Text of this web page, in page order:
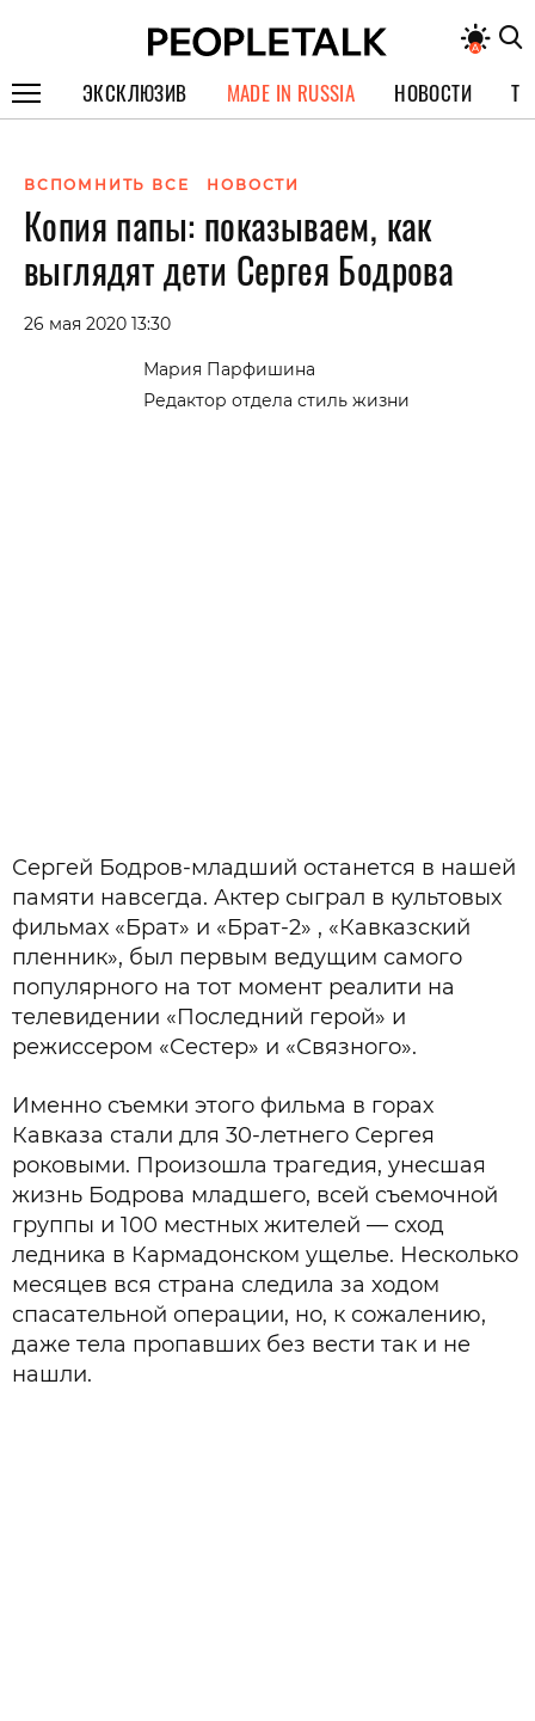
ЭКСКЛЮЗИВ
СПЕЦПРОЕКТЫ
ИНТЕРВЬЮ
ПОКОЛЕНИЕ
MADE IN RUSSIA НОВОСТИ
ВСПОМНИТЬ ВСЕ НОВОСТИ
Копия папы: показываем, как
выглядят дети Сергея Бодрова
26 мая 2020 13:30
Мария Парфишина
Редактор отдела стиль жизни
Сергей Бодров-младший останется в нашей
памяти навсегда. Актер сыграл в культовых
фильмах «Брат» и «Брат-2» , «Кавказский
пленник», был первым ведущим самого
популярного на тот момент реалити на
телевидении «Последний герой» и
режиссером «Сестер» и «Связного».
Именно съемки этого фильма в горах
Кавказа стали для 30-летнего Сергея
роковыми. Произошла трагедия, унесшая
жизнь Бодрова младшего, всей съемочной
группы и 100 местных жителей — сход
ледника в Кармадонском ущелье. Несколько
месяцев вся страна следила за ходом
спасательной операции, но, к сожалению,
даже тела пропавших без вести так и не
нашли.